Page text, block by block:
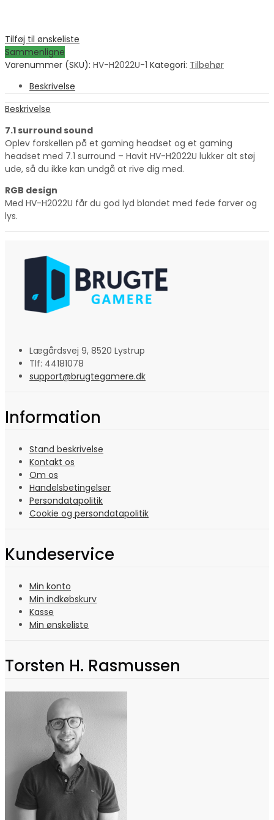
Tilføj til ønskeliste
Sammenligne
Varenummer (SKU): HV-H2022U-1 Kategori: Tilbehør
Beskrivelse
Beskrivelse
7.1 surround sound
Oplev forskellen på et gaming headset og et gaming
headset med 7.1 surround – Havit HV-H2022U lukker alt støj
ude, så du ikke kan undgå at rive dig med.
RGB design
Med HV-H2022U får du god lyd blandet med fede farver og
lys.
Lægårdsvej 9, 8520 Lystrup
Tlf: 44181078
support@brugtegamere.dk
Information
Stand beskrivelse
Kontakt os
Om os
Handelsbetingelser
Persondatapolitik
Cookie og persondatapolitik
Kundeservice
Min konto
Min indkøbskurv
Kasse
Min ønskeliste
Torsten H. Rasmussen